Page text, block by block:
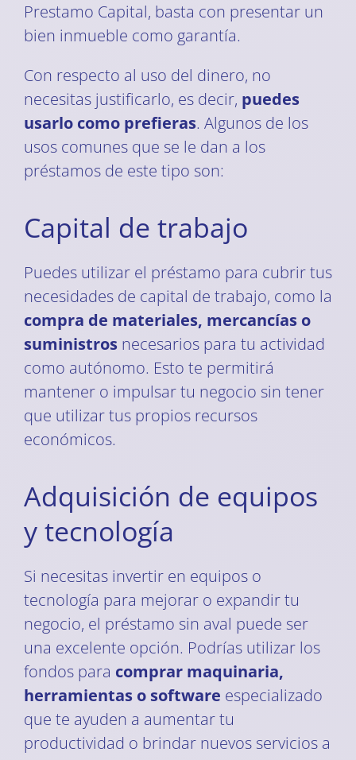
Prestamo Capital, basta con presentar un
bien inmueble como garantía.
Con respecto al uso del dinero, no
necesitas justificarlo, es decir, puedes
usarlo como prefieras. Algunos de los
usos comunes que se le dan a los
préstamos de este tipo son:
Capital de trabajo
Puedes utilizar el préstamo para cubrir tus
necesidades de capital de trabajo, como la
compra de materiales, mercancías o
suministrosnecesarios para tu actividad
como autónomo. Esto te permitirá
mantener o impulsar tu negocio sin tener
que utilizar tus propios recursos
económicos.
Adquisición de equipos
y tecnología
Si necesitas invertir en equipos o
tecnología para mejorar o expandir tu
negocio, el préstamo sin aval puede ser
una excelente opción. Podrías utilizar los
fondos para comprar maquinaria,
herramientas o software especializado
que te ayuden a aumentar tu
productividad o brindar nuevos servicios a